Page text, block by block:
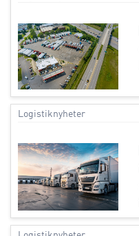
Logistiknyheter